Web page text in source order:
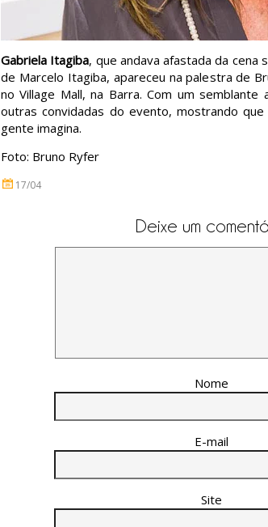
Gabriela Itagiba, que andava afastada da cena
de Marcelo Itagiba, apareceu na palestra de
no Village Mall, na Barra. Com um semblante
outras convidadas do evento, mostrando
gente imagina.
Foto: Bruno Ryfer
17/04
Deixe um
Nome
E-mail
Site